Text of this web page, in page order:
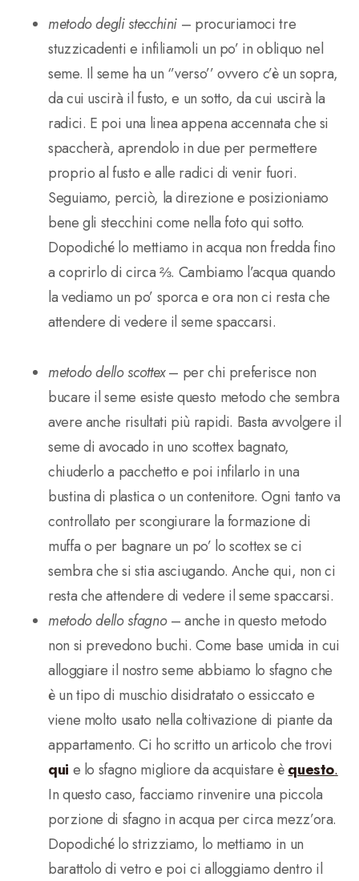
metodo degli stecchini – procuriamoci tre
stuzzicadenti e infiliamoli un po’ in obliquo nel
seme. Il seme ha un ‘’verso’’ ovvero c’è un sopra,
da cui uscirà il fusto, e un sotto, da cui uscirà la
radici. E poi una linea appena accennata che si
spaccherà, aprendolo in due per permettere
proprio al fusto e alle radici di venir fuori.
Seguiamo, perciò, la direzione e posizioniamo
bene gli stecchini come nella foto qui sotto.
Dopodiché lo mettiamo in acqua non fredda fino
a coprirlo di circa ⅔. Cambiamo l’acqua quando
la vediamo un po’ sporca e ora non ci resta che
attendere di vedere il seme spaccarsi.
metodo dello scottex– per chi preferisce non
bucare il seme esiste questo metodo che sembra
avere anche risultati più rapidi. Basta avvolgere il
seme di avocado in uno scottex bagnato,
chiuderlo a pacchetto e poi infilarlo in una
bustina di plastica o un contenitore. Ogni tanto va
controllato per scongiurare la formazione di
muffa o per bagnare un po’ lo scottex se ci
sembra che si stia asciugando. Anche qui, non ci
resta che attendere di vedere il seme spaccarsi.
metodo dello sfagno– anche in questo metodo
non si prevedono buchi. Come base umida in cui
alloggiare il nostro seme abbiamo lo sfagno che
è un tipo di muschio disidratato o essiccato e
viene molto usato nella coltivazione di piante da
appartamento. Ci ho scritto un articolo che trovi
qui e lo sfagno migliore da acquistare èquesto.
In questo caso, facciamo rinvenire una piccola
porzione di sfagno in acqua per circa mezz’ora.
Dopodiché lo strizziamo, lo mettiamo in un
barattolo di vetro e poi ci alloggiamo dentro il